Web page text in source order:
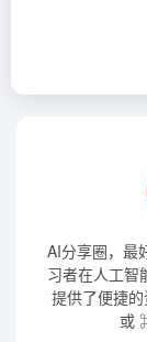
AI分享圈，最
习者在人工智
提供了便捷
或